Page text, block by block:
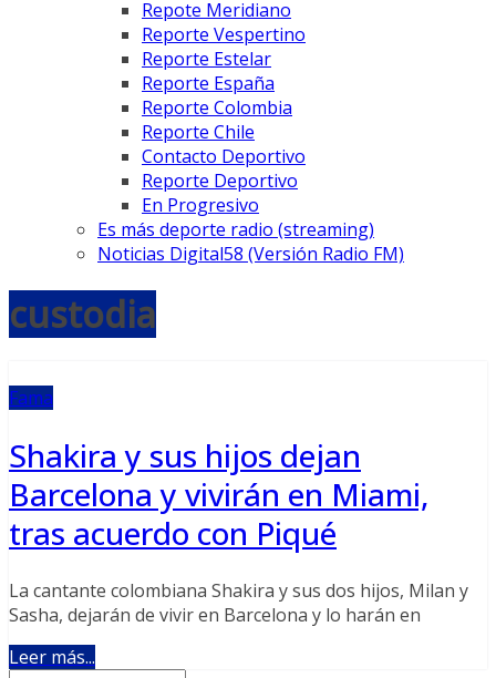
Repote Meridiano
Reporte Vespertino
Reporte Estelar
Reporte España
Reporte Colombia
Reporte Chile
Contacto Deportivo
Reporte Deportivo
En Progresivo
Es más deporte radio (streaming)
Noticias Digital58 (Versión Radio FM)
custodia
Fama
Shakira y sus hijos dejan
Barcelona y vivirán en Miami,
tras acuerdo con Piqué
La cantante colombiana Shakira y sus dos hijos, Milan y
Sasha, dejarán de vivir en Barcelona y lo harán en
Leer más...